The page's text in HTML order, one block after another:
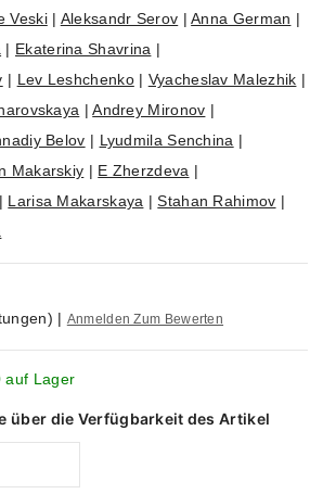
Veski| Aleksandr Serov |Anna German |
| Ekaterina Shavrina |
| Lev Leshchenko| Vyacheslav Malezhik |
|Andrey Mironov |
Belov | Lyudmila Senchina |
Makarskiy | E Zherzdeva |
| Larisa Makarskaya |Stahan Rahimov |
| Anmelden Zum Bewerten
auf Lager
über die Verfügbarkeit des Artikel